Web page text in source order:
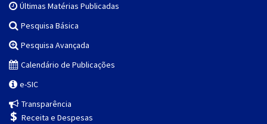
Últimas Matérias Publicadas
Pesquisa Básica
Pesquisa Avançada
Calendário de Publicações
e-SIC
Transparência
Receita e Despesas